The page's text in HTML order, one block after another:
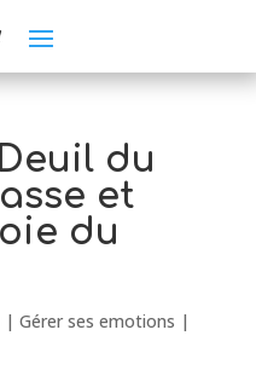
du
et
du
| Gérer ses emotions |